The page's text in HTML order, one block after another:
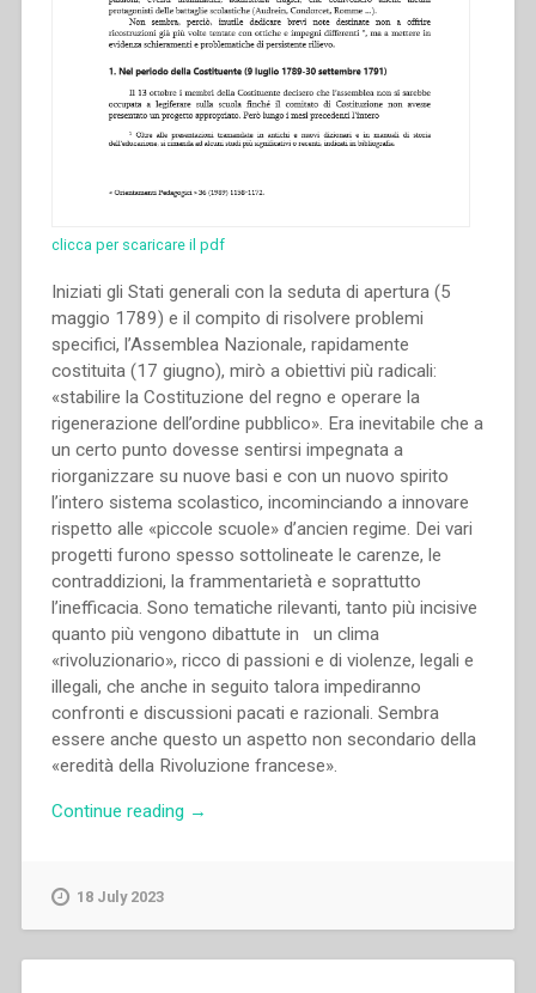
clicca per scaricare il pdf
Iniziati gli Stati generali con la seduta di apertura (5
maggio 1789) e il compito di risolvere problemi
specifici, l’Assemblea Nazionale, rapidamente
costituita (17 giugno), mirò a obiettivi più radicali:
«stabilire la Costituzione del regno e operare la
rigenerazione dell’ordine pubblico». Era inevitabile che a
un certo punto dovesse sentirsi impegnata a
riorganizzare su nuove basi e con un nuovo spirito
l’intero sistema scolastico, incominciando a innovare
rispetto alle «piccole scuole» d’ancien regime. Dei vari
progetti furono spesso sottolineate le carenze, le
contraddizioni, la frammentarietà e soprattutto
l’inefficacia. Sono tematiche rilevanti, tanto più incisive
quanto più vengono dibattute in un clima
«rivoluzionario», ricco di passioni e di violenze, legali e
illegali, che anche in seguito talora impediranno
confronti e discussioni pacati e razionali. Sembra
essere anche questo un aspetto non secondario della
«eredità della Rivoluzione francese».
Continue reading “Pietro
→
18 July 2023